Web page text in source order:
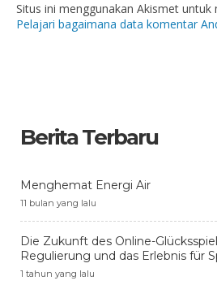
Situs ini menggunakan Akismet untuk
Pelajari bagaimana data komentar
Berita Terbaru
Menghemat Energi Air
11 bulan yang lalu
Die Zukunft des Online-
Regulierung und das Erlebnis für
1 tahun yang lalu